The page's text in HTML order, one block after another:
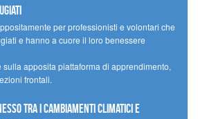
per professionisti e volontari che
e hanno a cuore il loro benessere
apposita piattaforma di apprendimento,
frontali.
tra i cambiamenti climatici e